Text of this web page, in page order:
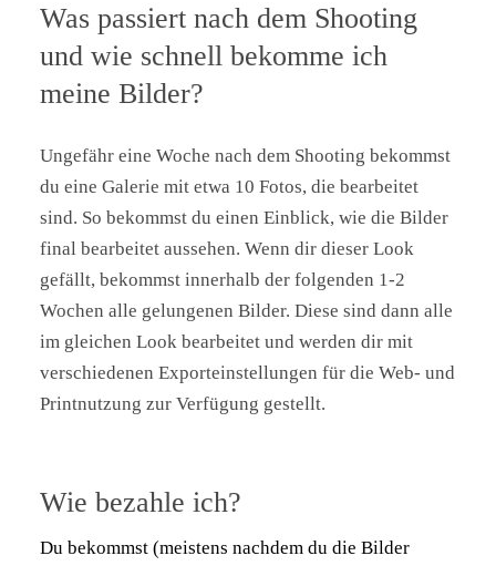
Was passiert nach dem Shooting
und wie schnell bekomme ich
meine Bilder?
Ungefähr eine Woche nach dem Shooting bekommst
du eine Galerie mit etwa 10 Fotos, die bearbeitet
sind. So bekommst du einen Einblick, wie die Bilder
final bearbeitet aussehen. Wenn dir dieser Look
gefällt, bekommst innerhalb der folgenden 1-2
Wochen alle gelungenen Bilder. Diese sind dann alle
im gleichen Look bearbeitet und werden dir mit
verschiedenen Exporteinstellungen für die Web- und
Printnutzung zur Verfügung gestellt.
Wie bezahle ich?
Du bekommst (meistens nachdem du die Bilder